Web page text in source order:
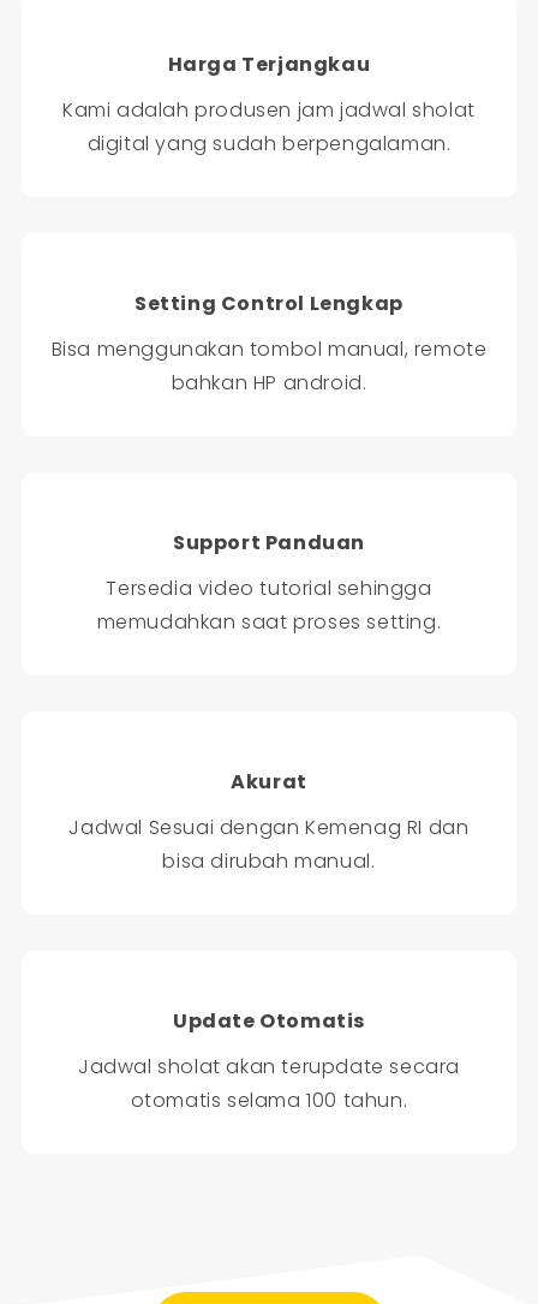
Harga Terjangkau
Kami adalah produsen jam jadwal sholat
digital yang sudah berpengalaman.
Setting Control Lengkap
Bisa menggunakan tombol manual, remote
bahkan HP android.
Support Panduan
Tersedia video tutorial sehingga
memudahkan saat proses setting.
Akurat
Jadwal Sesuai dengan Kemenag RI dan
bisa dirubah manual.
Update Otomatis
Jadwal sholat akan terupdate secara
otomatis selama 100 tahun.